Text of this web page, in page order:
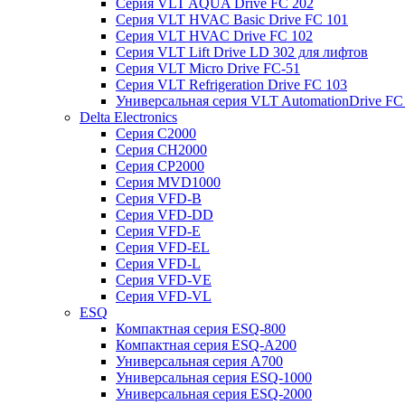
Серия VLT HVAC Basic Drive FC 101
Серия VLT HVAC Drive FC 102
Серия VLT Lift Drive LD 302 для лифтов
Серия VLT Micro Drive FC-51
Серия VLT Refrigeration Drive FC 103
Универсальная серия VLT AutomationDrive
Delta Electronics
Серия C2000
Серия CH2000
Серия CP2000
Серия MVD1000
Серия VFD-B
Серия VFD-DD
Серия VFD-E
Серия VFD-EL
Серия VFD-L
Серия VFD-VE
Серия VFD-VL
ESQ
Компактная серия ESQ-800
Компактная серия ESQ-А200
Универсальная серия A700
Универсальная серия ESQ-1000
Универсальная серия ESQ-2000